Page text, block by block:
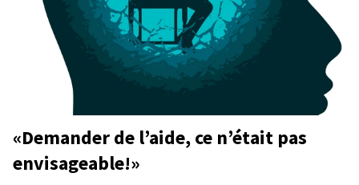
«Demander de l’aide, ce n’était pas
envisageable!»